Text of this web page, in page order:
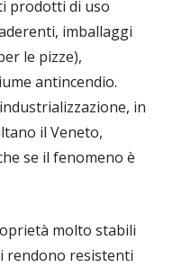
prodotti di uso
imballaggi
le pizze),
antincendio.
in
il Veneto,
se il fenomeno è
molto stabili
rendono resistenti